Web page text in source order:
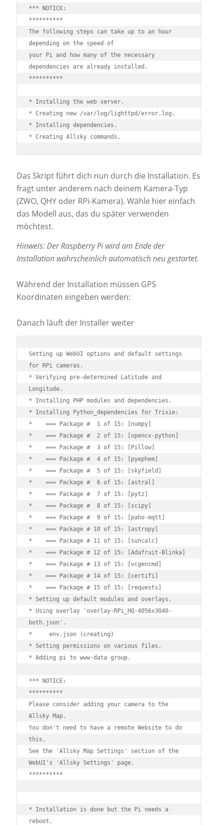
*** NOTICE:
**********
The following steps can take up to an hour
depending on the speed of
your Pi and how many of the necessary
dependencies are already installed.
**********
* Installing the web server.
* Creating new /var/log/lighttpd/error.log.
* Installing dependencies.
Das Skript führt dich nun durch die Installation. Es
fragt unter anderem nach deinem Kamera-Typ
(ZWO, QHY oder RPi-Kamera). Wähle hier einfach
das Modell aus, das du später verwenden
möchtest.
Hinweis: Der Raspberry Pi wird am Ende der
Installation wahrscheinlich automatisch neu gestartet.
Während der Installation müssen GPS
Koordinaten eingeben werden:
Danach läuft der Installer weiter
Setting up WebUI options and default settings
for RPi cameras.
* Verifying pre-determined Latitude and
Longitude.
* Installing PHP modules and dependencies.
* Installing Python_dependencies for Trixie:
*    === Package #  1 of 15: [numpy]
*    === Package #  2 of 15: [opencv-python]
*    === Package #  3 of 15: [Pillow]
*    === Package #  4 of 15: [pyephem]
*    === Package #  5 of 15: [skyfield]
*    === Package #  6 of 15: [astral]
*    === Package #  7 of 15: [pytz]
*    === Package #  8 of 15: [scipy]
*    === Package #  9 of 15: [paho-mqtt]
*    === Package # 10 of 15: [astropy]
*    === Package # 11 of 15: [suncalc]
*    === Package # 12 of 15: [Adafruit-Blinka]
*    === Package # 13 of 15: [vcgencmd]
*    === Package # 14 of 15: [certifi]
*    === Package # 15 of 15: [requests]
* Setting up default modules and overlays.
* Using overlay 'overlay-RPi_HQ-4056x3040-
both.json'.
*     env.json (creating)
* Setting permissions on various files.
* Adding pi to www-data group.
*** NOTICE:
**********
Please consider adding your camera to the
Allsky Map.
You don't need to have a remote Website to do
this.
See the 'Allsky Map Settings' section of the
WebUI's 'Allsky Settings' page.
**********
* Installation is done but the Pi needs a
reboot.